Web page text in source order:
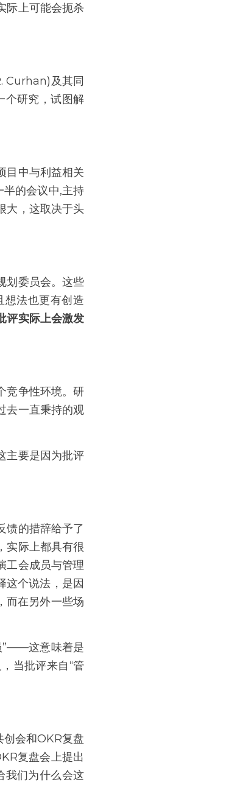
际上可能会扼杀
Curhan)及其同
研究，试图解
目中与利益相关
的会议中,主持
大，这取决于头
划委员会。这些
想法也更有创造
评实际上会激发
竞争性环境。研
去一直秉持的观
主要是因为批评
馈的措辞给予了
实际上都具有很
工会成员与管理
这个说法，是因
而在另外一些场
”——这意味着是
当批评来自“管
创会和OKR复盘
复盘会上提出
我们为什么会这